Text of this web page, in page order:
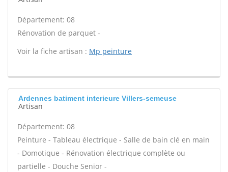
Département: 08
Rénovation de parquet -
Voir la fiche artisan : Mp peinture
Ardennes batiment interieure Villers-semeuse
Artisan
Département: 08
Peinture - Tableau électrique - Salle de bain clé en main
- Domotique - Rénovation électrique complète ou
partielle - Douche Senior -